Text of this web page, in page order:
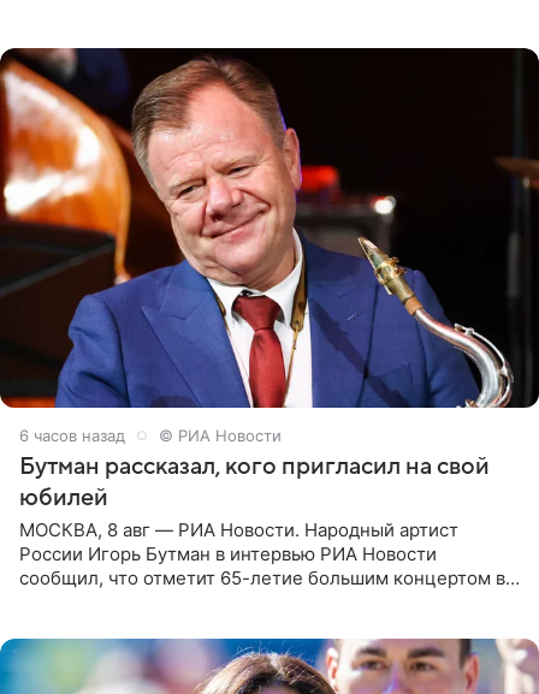
6 часов назад © РИА Новости
Бутман рассказал, кого пригласил на свой
юбилей
МОСКВА, 8 авг — РИА Новости. Народный артист
России Игорь Бутман в интервью РИА Новости
сообщил, что отметит 65-летие большим концертом в